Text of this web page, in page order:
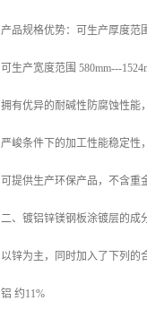
产品规格优势：可生产厚度范
可生产宽度范围 580mm---
拥有优异的耐碱性防腐蚀性能
严峻条件下的加工性能稳定性
可提供生产环保产品，不含重
二、镀铝锌镁钢板涂镀层的成
以锌为主，同时加入了下列的
铝 约11%